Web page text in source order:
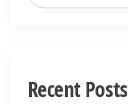
Recent Posts